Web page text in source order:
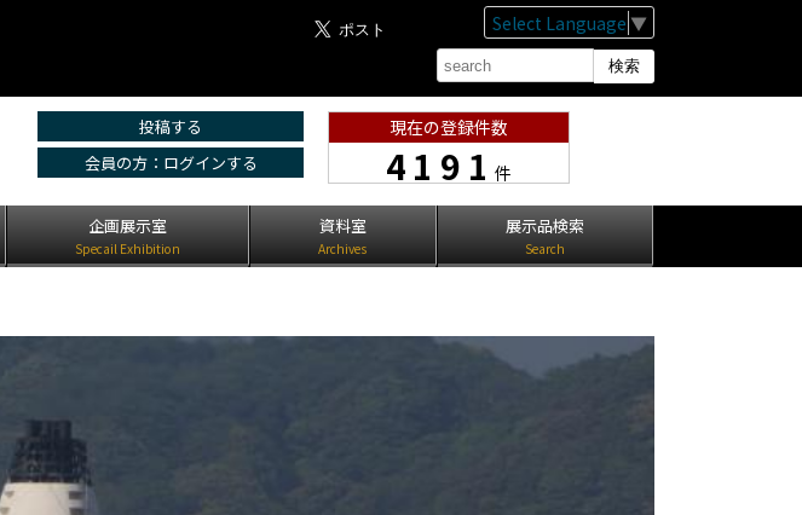
Select Language ▼
投稿する
会員の方：ログインする
現在の登録件数
4191件
企画展示室
Specail Exhibition
資料室
Archives
展示品検索
Search